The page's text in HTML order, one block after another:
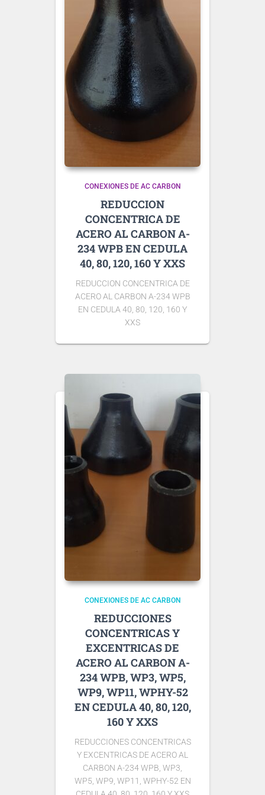
CONEXIONES DE AC CARBON
REDUCCION
CONCENTRICA DE
ACERO AL CARBON A-
234 WPB EN CEDULA
40, 80, 120, 160 Y XXS
REDUCCION CONCENTRICA DE
ACERO AL CARBON A-234 WPB
EN CEDULA 40, 80, 120, 160 Y
XXS
CONEXIONES DE AC CARBON
REDUCCIONES
CONCENTRICAS Y
EXCENTRICAS DE
ACERO AL CARBON A-
234 WPB, WP3, WP5,
WP9, WP11, WPHY-52
EN CEDULA 40, 80, 120,
160 Y XXS
REDUCCIONES CONCENTRICAS
Y EXCENTRICAS DE ACERO AL
CARBON A-234 WPB, WP3,
WP5, WP9, WP11, WPHY-52 EN